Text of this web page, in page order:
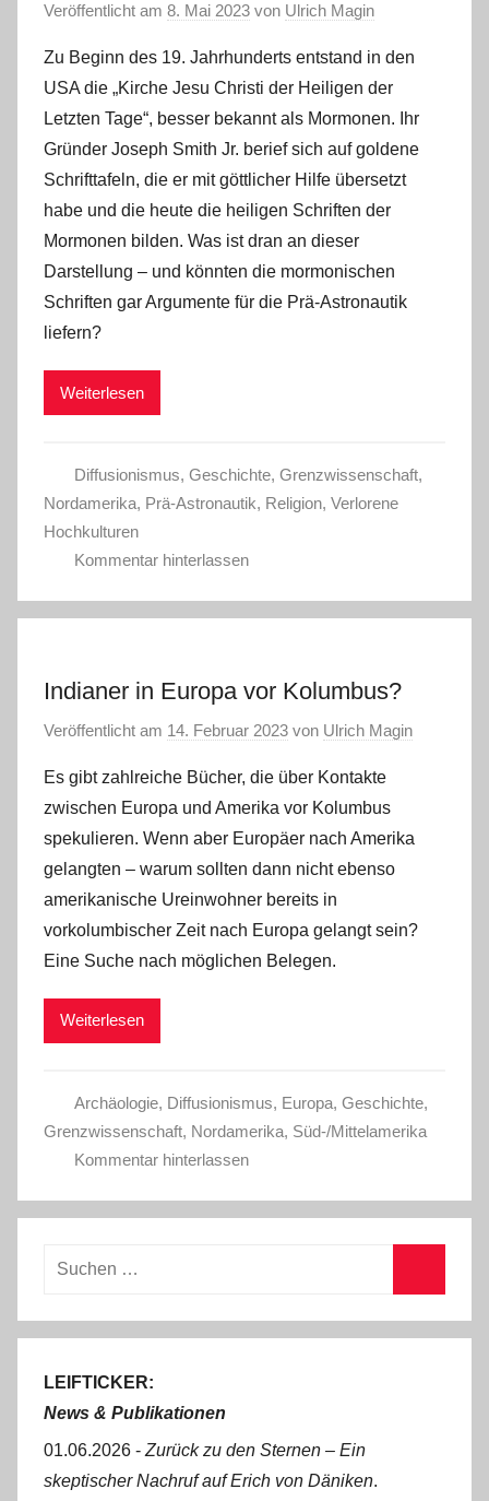
Veröffentlicht am 8. Mai 2023 von Ulrich Magin
Zu Beginn des 19. Jahrhunderts entstand in den
USA die „Kirche Jesu Christi der Heiligen der
Letzten Tage“, besser bekannt als Mormonen. Ihr
Gründer Joseph Smith Jr. berief sich auf goldene
Schrifttafeln, die er mit göttlicher Hilfe übersetzt
habe und die heute die heiligen Schriften der
Mormonen bilden. Was ist dran an dieser
Darstellung – und könnten die mormonischen
Schriften gar Argumente für die Prä-Astronautik
liefern?
Weiterlesen
Diffusionismus, Geschichte, Grenzwissenschaft,
Nordamerika, Prä-Astronautik, Religion, Verlorene
Hochkulturen
Kommentar hinterlassen
Indianer in Europa vor Kolumbus?
Veröffentlicht am 14. Februar 2023 von Ulrich Magin
Es gibt zahlreiche Bücher, die über Kontakte
zwischen Europa und Amerika vor Kolumbus
spekulieren. Wenn aber Europäer nach Amerika
gelangten – warum sollten dann nicht ebenso
amerikanische Ureinwohner bereits in
vorkolumbischer Zeit nach Europa gelangt sein?
Eine Suche nach möglichen Belegen.
Weiterlesen
Archäologie, Diffusionismus, Europa, Geschichte,
Grenzwissenschaft, Nordamerika, Süd-/Mittelamerika
Kommentar hinterlassen
Suchen
LEIFTICKER:
News & Publikationen
01.06.2026 - Zurück zu den Sternen ‒ Ein
skeptischer Nachruf auf Erich von Däniken.